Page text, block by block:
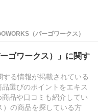
（パーゴワークス）
ゴワークス）」に関す
る情報が掲載されている
選びのポイントをエキス
品や口コミも紹介してい
）の商品を探している方